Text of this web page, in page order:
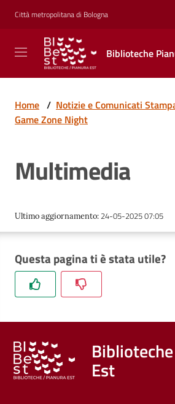
Vai al contenuto
Vai alla navigazione
Vai al footer
Città metropolitana di Bologna
Biblioteche
Biblioteche
Pianura
Est
CREARE,
RICREARSI
Biblioteche
Cosa
Trova
libri
film
Calendario
Home / Notizie e Comunicati
Game Zone Night
Multimedia
Ultimo aggiornamento: 24-05-2025 07:05
Questa pagina ti è stata utile?
Est